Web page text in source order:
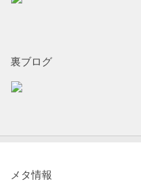
裏ブログ
メタ情報